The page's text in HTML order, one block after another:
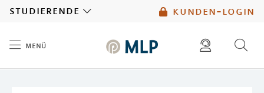
kunden-login
studierende
menü